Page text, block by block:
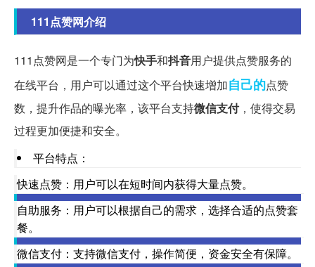
111点赞网介绍
111点赞网是一个专门为快手和抖音用户提供点赞服务的
在线平台，用户可以通过这个平台快速增加自己的点赞
数，提升作品的曝光率，该平台支持微信支付，使得交易
过程更加便捷和安全。
平台特点：
快速点赞：用户可以在短时间内获得大量点赞。
自助服务：用户可以根据自己的需求，选择合适的点赞套
餐。
微信支付：支持微信支付，操作简便，资金安全有保障。